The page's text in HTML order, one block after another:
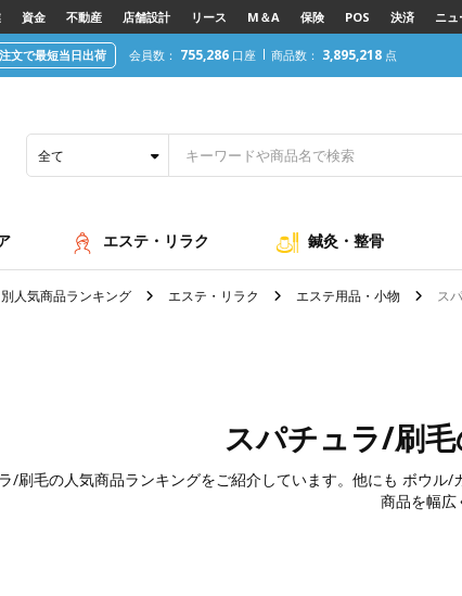
資金 不動産 店舗設計 リース M＆A 保険 POS 決済 ニュ
文で最短当日出荷 会員数： 755,286 口座 商品数： 3,895,218 点
全て
エステ・リラク 鍼灸・整骨
人気商品ランキング エステ・リラク エステ用品・小物 ス
スパチュラ/刷
/刷毛の人気商品ランキングをご紹介しています。他にも ボウル/
商品を幅広